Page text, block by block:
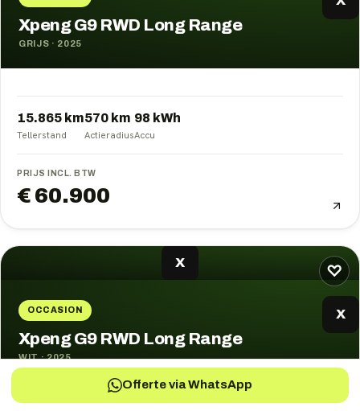
Xpeng G9 RWD Long Range
GRIJS · 2025
15.865 km
Tellerstand
570 km
Actieradius
98 kWh
Accu
PRIJS INCL. BTW
€ 60.900
♡
X
OCCASION X
Xpeng G9 RWD Long Range
WIT·2025
Offerte via WhatsApp